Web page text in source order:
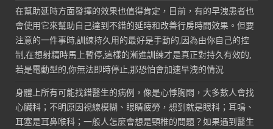
在幫助延時方面發揮的效果也值得肯定，目前，有的早洩患者也
會使用它來幫助自己達到不錯的延時和改善行房時間效果。但要
注意的一件事時,訓練持久用的最好是手動的,因為由你自己的控
制,在想射精時馬上暫停,這樣的漸進訓練才是真正對持久有效的,
若是電動型的,你無法即時停止,那恐怕會加速早洩的情況
身體上所有可能找錯醫生的病例，像是心悸胸悶，大多數人會找
心臟科；不明原因視線模糊、眼睛疲勞，想到就是眼科；耳鳴、
耳塞是耳鼻喉科；一般人怎麼會想是頸椎的問題？如果遇到醫生